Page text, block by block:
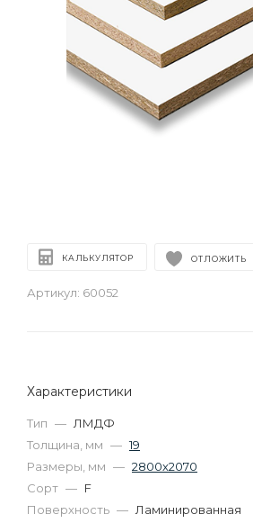
КАЛЬКУЛЯТОР ОТЛОЖИТЬ
Артикул: 60052
Характеристики
Тип — ЛМДФ
Толщина, мм — 19
Размеры, мм — 2800х2070
Сорт — F
Поверхность — Ламинированная